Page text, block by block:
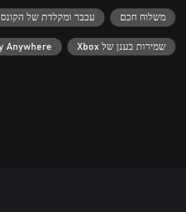
משלוח חכם עכבר ומקלדת של
שמירות בענן של Xbox Anywhere